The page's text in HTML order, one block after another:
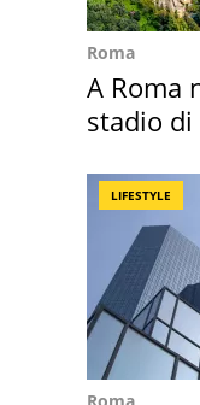
Roma
A Roma
stadio di
LIFESTYLE
Roma